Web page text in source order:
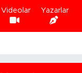
Videolar Yazarlar